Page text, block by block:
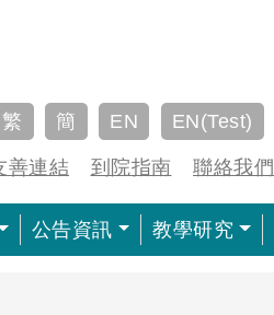
繁 簡 EN EN(Test)
善連結 到院指南 聯絡我們
公告資訊 教學研究